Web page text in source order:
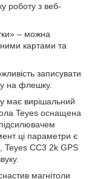
роботу з веб-
– можна
картами та
записувати
на флешку.
має вирішальний
Teyes оснащена
ці параметри є
CC3 2k GPS
магнітоли